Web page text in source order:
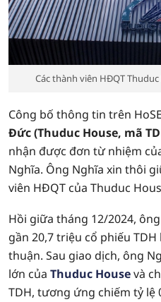
Các thành viên HĐQT
Công bố thông tin trên
Đức (Thuduc House, mã
nhận được đơn từ nhiệm
Nghĩa. Ông Nghĩa xin thôi
viên HĐQT của Thuduc
Hồi giữa tháng 12/2024,
gần 20,7 triệu cổ phiếu
thuận. Sau giao dịch, ông
lớn của Thuduc Housevà
TDH, tương ứng chiếm tỷ lệ